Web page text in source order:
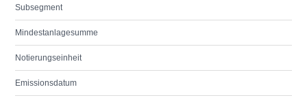
Subsegment
Mindestanlagesumme
Notierungseinheit
Emissionsdatum